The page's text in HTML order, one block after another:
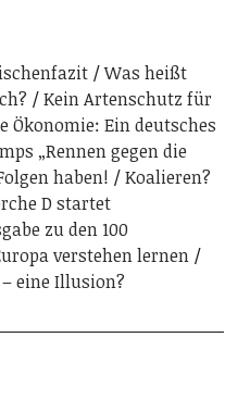
Was heißt
Kein Artenschutz für
Ökonomie: Ein deutsches
„Rennen gegen die
haben!
Koalieren?
D startet
zu den 100
verstehen lernen
eine Illusion?